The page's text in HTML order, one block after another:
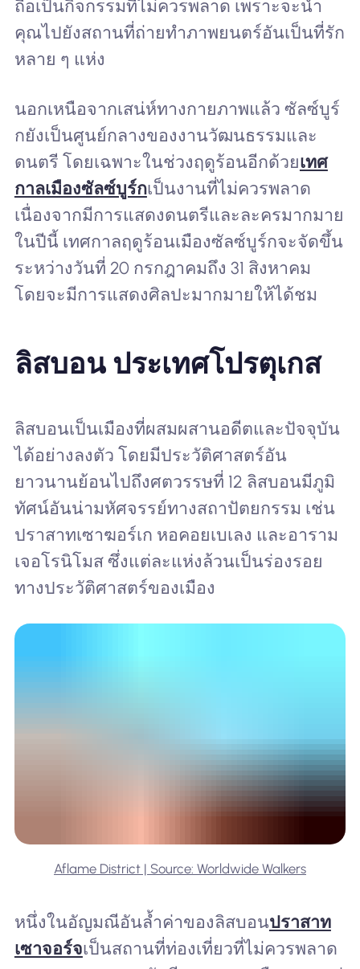
ถือเป็นกิจกรรมที่ไม่ควรพลาด เพราะจะนำ
คุณไปยังสถานที่ถ่ายทำภาพยนตร์อันเป็นที่รัก
หลาย ๆ แห่ง
นอกเหนือจากเสน่ห์ทางกายภาพแล้ว ซัลซ์บูร์
กยังเป็นศูนย์กลางของงานวัฒนธรรมและ
ดนตรี โดยเฉพาะในช่วงฤดูร้อนอีกด้วยเทศ
กาลเมืองซัลซ์บูร์กเป็นงานที่ไม่ควรพลาด
เนื่องจากมีการแสดงดนตรีและละครมากมาย
ในปีนี้ เทศกาลฤดูร้อนเมืองซัลซ์บูร์กจะจัดขึ้น
ระหว่างวันที่ 20 กรกฎาคมถึง 31 สิงหาคม
โดยจะมีการแสดงศิลปะมากมายให้ได้ชม
ลิสบอน ประเทศโปรตุเกส
ลิสบอนเป็นเมืองที่ผสมผสานอดีตและปัจจุบัน
ได้อย่างลงตัว โดยมีประวัติศาสตร์อัน
ยาวนานย้อนไปถึงศตวรรษที่ 12 ลิสบอนมีภูมิ
ทัศน์อันน่ามหัศจรรย์ทางสถาปัตยกรรม เช่น
ปราสาทเซาฆอร์เก หอคอยเบเลง และอาราม
เจอโรนิโมส ซึ่งแต่ละแห่งล้วนเป็นร่องรอย
ทางประวัติศาสตร์ของเมือง
Aflame District | Source: Worldwide Walkers
หนึ่งในอัญมณีอันล้ำค่าของลิสบอนปราสาท
เซาจอร์จเป็นสถานที่ท่องเที่ยวที่ไม่ควรพลาด